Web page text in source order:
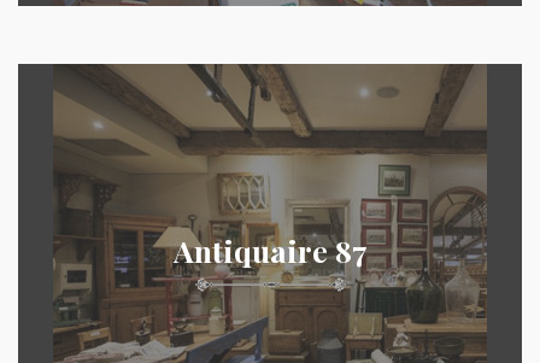
Antiquaire 87